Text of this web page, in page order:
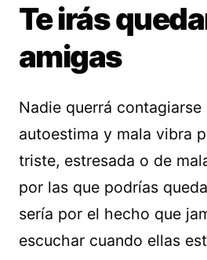
Te irás
amigas
Nadie querrá contagiarse
autoestima y mala vibra
triste, estresada o de
por las que podrías
sería por el hecho que
escuchar cuando ellas